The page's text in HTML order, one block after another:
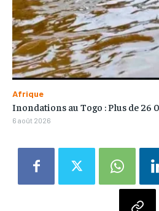
Afrique
Inondations au Togo : Plus de 26
6 août 2026